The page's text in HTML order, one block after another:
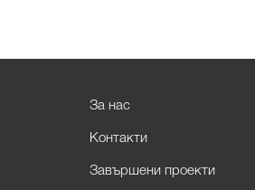
За нас
Контакти
Завършени проекти